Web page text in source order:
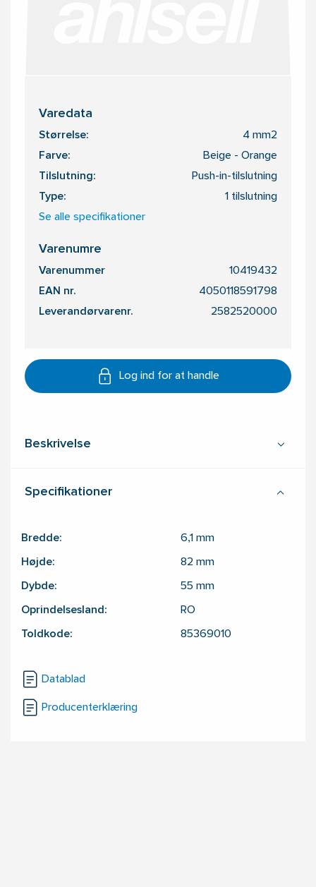
Varedata
Størrelse: 4 mm2
Farve: Beige - Orange
Tilslutning: Push-in-tilslutning
Type: 1 tilslutning
Se alle specifikationer
Varenumre
Varenummer 10419432
EAN nr. 4050118591798
Leverandørvarenr. 2582520000
Log ind for at handle
Beskrivelse
Specifikationer
Bredde: 6,1 mm
Højde: 82 mm
Dybde: 55 mm
Oprindelsesland: RO
Toldkode: 85369010
Datablad
Producenterklæring